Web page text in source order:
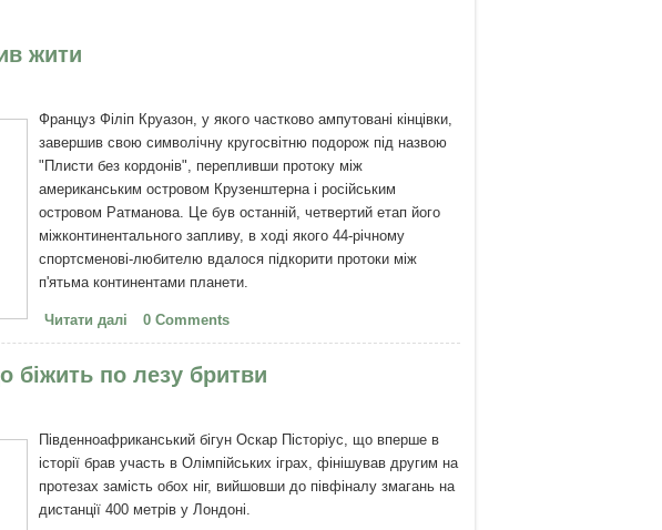
жити
Француз Філіп Круазон, у якого частково ампутовані кінцівки,
завершив свою символічну кругосвітню подорож під назвою
"Плисти без кордонів", перепливши протоку між
американським островом Крузенштерна і російським
островом Ратманова. Це був останній, четвертий етап його
міжконтинентального запливу, в ході якого 44-річному
спортсменові-любителю вдалося підкорити протоки між
п'ятьма континентами планети.
Читати далі про Філіп Круазон - Я вирішив жити
0 Comments
біжить по лезу бритви
Південноафриканський бігун Оскар Пісторіус, що вперше в
історії брав участь в Олімпійських іграх, фінішував другим на
протезах замість обох ніг, вийшовши до півфіналу змагань на
дистанції 400 метрів у Лондоні.